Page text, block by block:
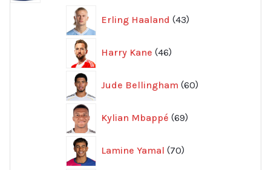
Erling Haaland 43
produkter
Harry Kane 46
produkter
Jude Bellingham 60
produkter
Kylian Mbappé 69
produkter
Lamine Yamal 70
produkter